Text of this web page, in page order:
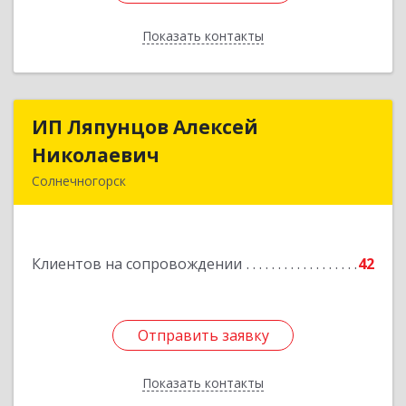
Показать контакты
Назад
ИП Ляпунцов Алексей
Николаевич
Солнечногорск
Клиентов на сопровождении 42
Отправить заявку
Показать контакты
ИП Ляпунцов Алексей
Отправить заявку
Назад